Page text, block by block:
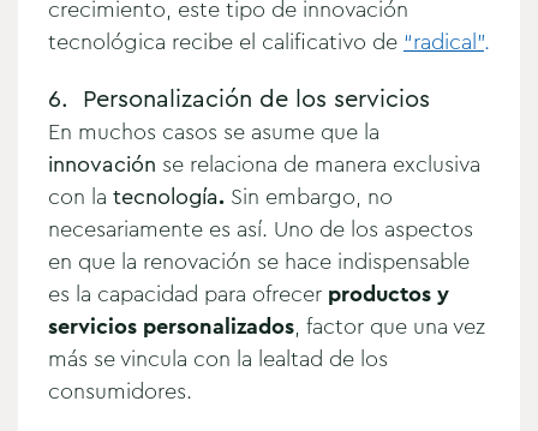
crecimiento, este tipo de innovación
tecnológica recibe el calificativo de “radical”.
6. Personalización de los servicios
En muchos casos se asume que la
innovación se relaciona de manera exclusiva
con la tecnología. Sin embargo, no
necesariamente es así. Uno de los aspectos
en que la renovación se hace indispensable
es la capacidad para ofrecer productos y
servicios personalizados, factor que una vez
más se vincula con la lealtad de los
consumidores.